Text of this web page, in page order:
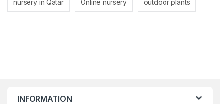
nursery in Qatar Online nursery outdoor plants
INFORMATION